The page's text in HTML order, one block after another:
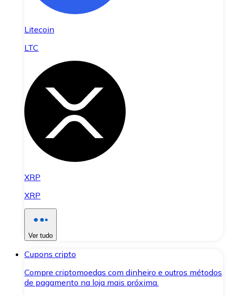
Litecoin
LTC
XRP
XRP
Ver tudo
Cupons cripto
Compre criptomoedas com dinheiro e outros métodos
de pagamento na loja mais próxima.